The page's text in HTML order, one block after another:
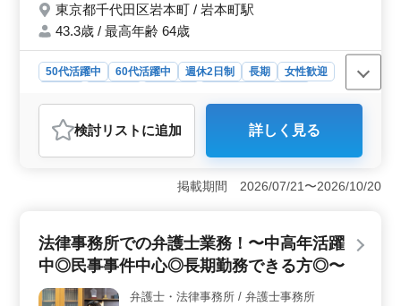
る弁護士事務所です ＼皆様のご応募お待ち
しております／
東京都千代田区岩本町 / 岩本町駅
43.3歳 / 最高年齢 64歳
50代活躍中 60代活躍中 週休2日制 長期
女性歓迎
おすすめポイント
＜勤務地の利便性＞ 事務所は東京都千代田区に位置
し、岩本町駅からすぐのアクセス。通勤の便利さは抜群
回収や不動産、相続等、多岐にわたる案件を扱っていま
きやすい環境＞ 週休2日制で年間休日は120日。50代、
60代の採用実績もあり、長期で安心して働ける職場で
検討リスト に追加 詳しく見る
掲載期間 2026/07/21〜2026/10/20
法律事務所での弁護士業務！〜中高年活躍
中◎民事事件中心◎長期勤務できる方◎〜
弁護士・法律事務所 / 弁護士事務所